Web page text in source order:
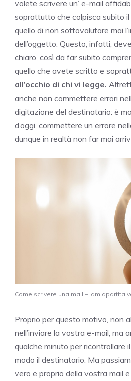
volete scrivere un’ e-mail
soprattutto che colpisca subito
quello di non sottovalutare mai
dell’oggetto. Questo, infatti,
chiaro, così da far subito
quello che avete scritto e
all’occhio di chi vi legge.
anche non commettere errori
digitazione del destinatario: è
d’oggi, commettere un errore
dunque in realtà non far mai
Come scrivere una mail –
Proprio per questo motivo, non
nell’inviare la vostra e-mail, ma
qualche minuto per ricontrollare
modo il destinatario. Ma
vero e proprio della vostra mail